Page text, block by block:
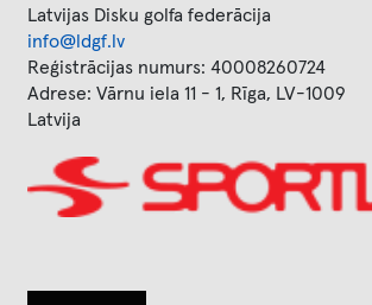
Latvijas Disku golfa federācija
info@ldgf.lv
Reģistrācijas numurs: 40008260724
Adrese: Vārnu iela 11 - 1, Rīga, LV-1009
Latvija
Image